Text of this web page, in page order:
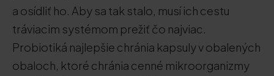
a osídliť ho. Aby sa tak stalo, musí ich cestu
tráviacim systémom prežiť čo najviac.
Probiotiká najlepšie chránia kapsuly v obalených
obaloch, ktoré chránia cenné mikroorganizmy